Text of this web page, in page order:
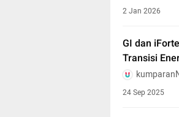
2 Jan 2026
GI dan
Transisi
24 Sep 2025